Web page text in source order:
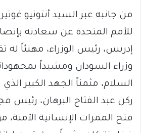
من جانبه عبر السيد أنتونيو
للأمم المتحدة عن سعادته
إدريس، رئيس الوزراء، مهنئاً
وزراء السودان ومشيداً
السلام، مثمناً الجهد الكبير
ركن عبد الفتاح البرهان،
فتح الممرات الإنسانية الآمنة،